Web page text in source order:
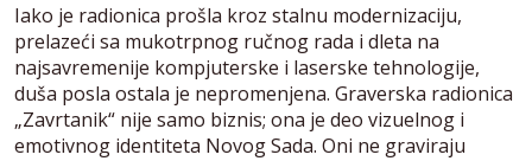
Iako je radionica prošla kroz stalnu modernizaciju,
prelazeći sa mukotrpnog ručnog rada i dleta na
najsavremenije kompjuterske i laserske tehnologije,
duša posla ostala je nepromenjena. Graverska radionica
„Zavrtanik“ nije samo biznis; ona je deo vizuelnog i
emotivnog identiteta Novog Sada. Oni ne graviraju